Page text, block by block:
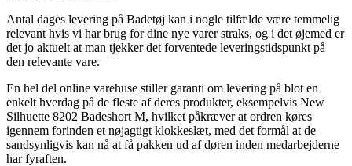
Antal dages levering på Badetøj kan i nogle tilfælde være temmelig
relevant hvis vi har brug for dine nye varer straks, og i det øjemed er
det jo aktuelt at man tjekker det forventede leveringstidspunkt på
den relevante vare.
En hel del online varehuse stiller garanti om levering på blot en
enkelt hverdag på de fleste af deres produkter, eksempelvis New
Silhuette 8202 Badeshort M, hvilket påkræver at ordren køres
igennem forinden et nøjagtigt klokkeslæt, med det formål at de
sandsynligvis kan nå at få pakken ud af døren inden medarbejderne
har fyraften.